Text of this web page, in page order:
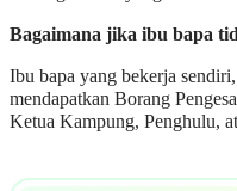
Bagaimana jika ibu bapa
Ibu bapa yang bekerja
mendapatkan Borang
Ketua Kampung, Penghulu,